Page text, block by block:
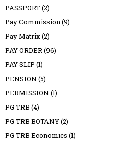
PASSPORT(2)
Pay Commission(9)
Pay Matrix(2)
PAY ORDER(96)
PAY SLIP (1)
PENSION (5)
PERMISSION (1)
PG TRB (4)
PG TRB BOTANY(2)
PG TRB Economics (1)